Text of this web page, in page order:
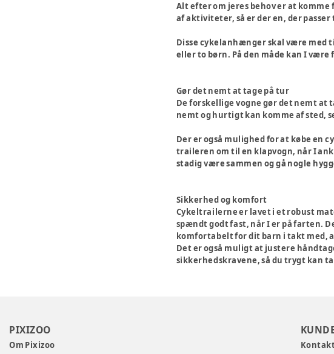
Alt efter om jeres behov er at
af aktiviteter, så er der en, der passer
Disse cykelanhænger skal være med
eller to børn. På den måde kan I være
Gør det nemt at tage på tur
De forskellige vogne gør det nemt at
nemt og hurtigt kan komme af sted,
Der er også mulighed for at købe en
traileren om til en klapvogn, når I
stadig være sammen og gå nogle
Sikkerhed og komfort
Cykeltrailerne er lavet i et robust
spændt godt fast, når I er på farten.
komfortabelt for dit barn i takt med,
Det er også muligt at justere
sikkerhedskravene, så du trygt kan
PIXIZOO
Om Pixizoo